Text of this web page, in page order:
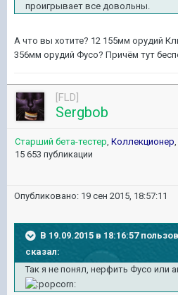
проигрывает все довольны.
А что вы хотите? 12 155мм орудий
356мм орудий Фусо? Причём тут
[FLD]
Sergbob
Старший бета-тестер, Коллекционер,
15 653 публикации
Опубликовано: 19 сен 2015, 18:57:11
В 19.09.2015 в 18:16:57
сказал:
Так я не понял, нерфить Фусо или